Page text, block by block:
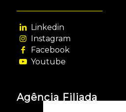
Linkedin
Instagram
Facebook
Youtube
Agência Filiada